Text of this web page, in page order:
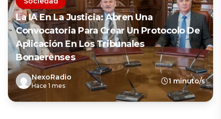
La IA En La Justicia: Abren Una
Convocatoria Para Crear Un Protocolo De
Aplicación En Los Tribunales
Bonaerenses
NexoRadio
Hace 1 mes
1 minuto/s